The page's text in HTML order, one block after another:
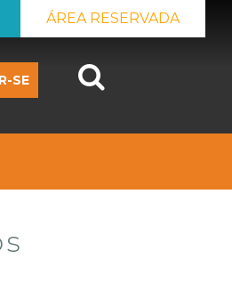
ÁREA RESERVADA
SE